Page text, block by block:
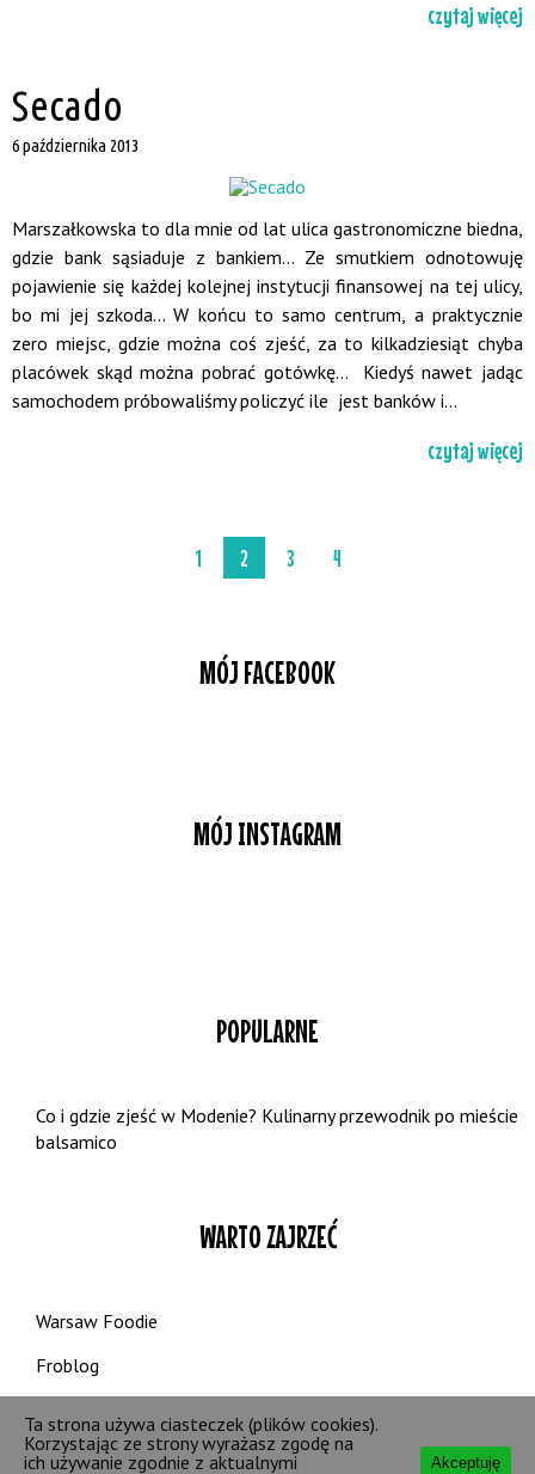
czytaj więcej
Secado
6 października 2013
Marszałkowska to dla mnie od lat ulica gastronomiczne biedna,
gdzie bank sąsiaduje z bankiem... Ze smutkiem odnotowuję
pojawienie się każdej kolejnej instytucji finansowej na tej ulicy,
bo mi jej szkoda... W końcu to samo centrum, a praktycznie
zero miejsc, gdzie można coś zjeść, za to kilkadziesiąt chyba
placówek skąd można pobrać gotówkę... Kiedyś nawet jadąc
samochodem próbowaliśmy policzyć ile jest banków i...
czytaj więcej
1 2 3 4
MÓJ FACEBOOK
MÓJ INSTAGRAM
POPULARNE
Co i gdzie zjeść w Modenie? Kulinarny przewodnik po mieście
balsamico
WARTO ZAJRZEĆ
Warsaw Foodie
Froblog
Ta strona używa ciasteczek (plików cookies).
Korzystając ze strony wyrażasz zgodę na
ich używanie zgodnie z aktualnymi
Akceptuję